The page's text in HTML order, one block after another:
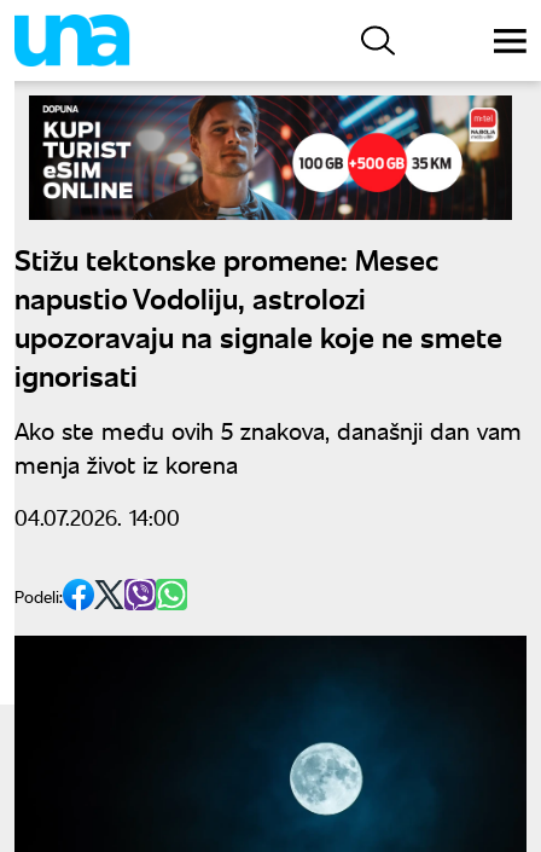
Stižu tektonske promene: Mesec
napustio Vodoliju, astrolozi
upozoravaju na signale koje ne smete
ignorisati
Ako ste među ovih 5 znakova, današnji dan vam
menja život iz korena
04.07.2026. 14:00
Podeli: